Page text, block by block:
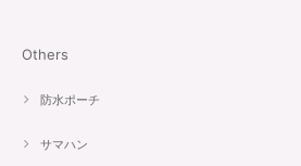
Others
防水ポーチ
サマハン